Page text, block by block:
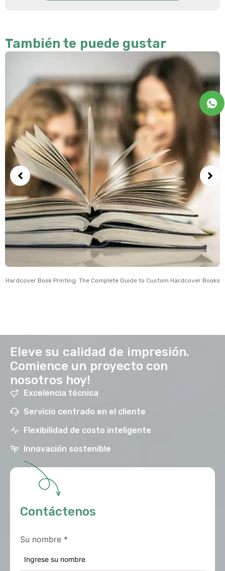
También te puede gustar
Hardcover Book Printing: The Complete Guide to Custom Hardcover Books
Eleve su calidad de impresión.
Comience un proyecto con
nosotros hoy!
Excelencia técnica
Servicio centrado en el cliente
Flexibilidad de costo inteligente
Innovación sostenible
Contáctenos
Su nombre *